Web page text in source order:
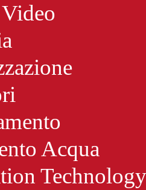
Acqua
Technology